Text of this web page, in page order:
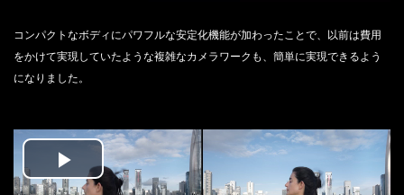
コンパクトなボディにパワフルな安定化機能が加わったことで、以前は費用
をかけて実現していたような複雑なカメラワークも、簡単に実現できるよう
になりました。
Play